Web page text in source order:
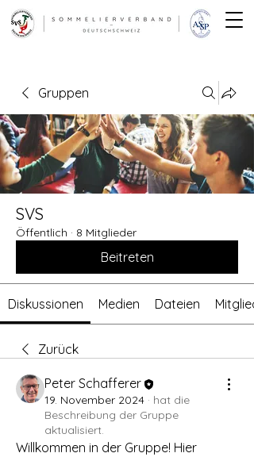
Gruppen
SVS
Öffentlich · 8 Mitglieder
Beitreten
Diskussionen Medien Dateien
Zurück
Peter Schafferer
19. November 2024 · hat die
Beschreibung der Gruppe
aktualisiert.
Willkommen in der Gruppe! Hier